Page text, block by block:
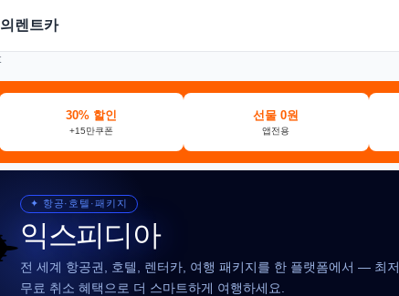
렌트카
30% 할인
+15만쿠폰
선물 0원
앱전용
✦ 항공·호텔·패키지
익스피디아
전 세계 항공권, 호텔, 렌터카, 여행 패키지를 한 플랫폼에서 — 최
무료 취소 혜택으로 더 스마트하게 여행하세요.